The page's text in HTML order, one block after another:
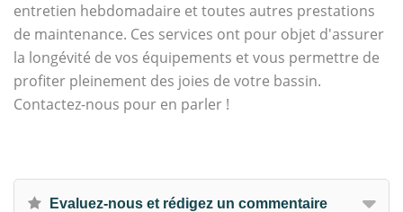
entretien hebdomadaire et toutes autres prestations
de maintenance. Ces services ont pour objet d'assurer
la longévité de vos équipements et vous permettre de
profiter pleinement des joies de votre bassin.
Contactez-nous pour en parler !
Evaluez-nous et rédigez un commentaire